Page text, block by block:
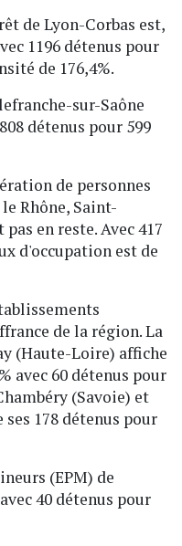
de Lyon-Corbas est,
1196 détenus pour
de 176,4%.
sur-Saône
détenus pour 599
de personnes
Rhône, Saint-
en reste. Avec 417
d'occupation est de
de la région. La
(Haute-Loire) affiche
avec 60 détenus pour
(Savoie) et
ses 178 détenus pour
(EPM) de
40 détenus pour